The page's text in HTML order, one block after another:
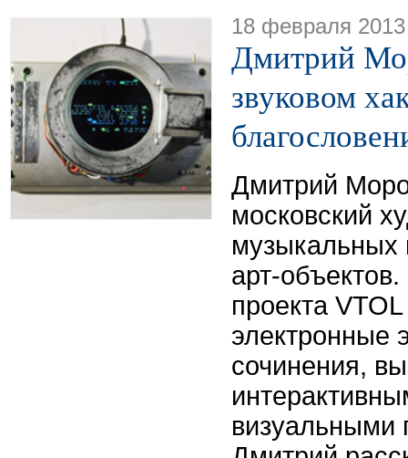
18 февраля 2013
Дмитрий
звуковом
Дмитрий
московский
музыкальных
арт-
проекта
электронные
сочинения,